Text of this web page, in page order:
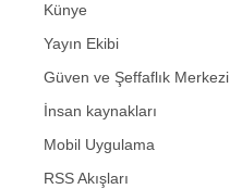
Künye
Yayın Ekibi
Güven ve Şeffaflık Merkezi
İnsan kaynakları
Mobil Uygulama
RSS Akışları